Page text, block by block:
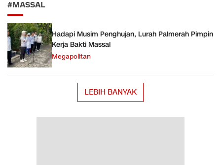
#MASSAL
Hadapi Musim Penghujan, Lurah Palmerah Pimpin
Kerja Bakti Massal
Megapolitan
LEBIH BANYAK